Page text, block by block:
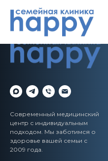
Современный медицинский
центр с индивидуальным
подходом. Мы заботимся о
здоровье вашей семьи с
2009 года.